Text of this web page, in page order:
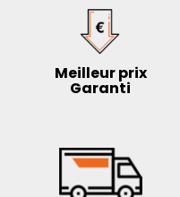
Meilleur prix
Garanti